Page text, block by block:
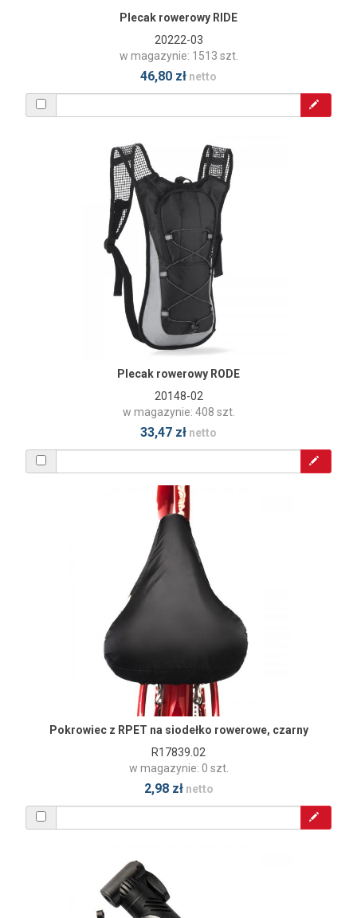
Plecak rowerowy RIDE
20222-03
w magazynie: 1513 szt.
46,80 zł netto
Plecak rowerowy RODE
20148-02
w magazynie: 408 szt.
33,47 zł netto
Pokrowiec z RPET na siodełko rowerowe, czarny
R17839.02
w magazynie: 0 szt.
2,98 złnetto